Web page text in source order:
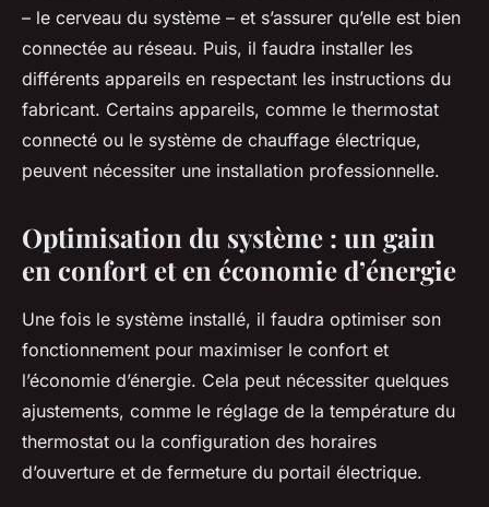
– le cerveau du système – et s’assurer qu’elle est bien
connectée au réseau. Puis, il faudra installer les
différents appareils en respectant les instructions du
fabricant. Certains appareils, comme le thermostat
connecté ou le système de chauffage électrique,
peuvent nécessiter une installation professionnelle.
Optimisation du système : un gain
en confort et en économie d’énergie
Une fois le système installé, il faudra optimiser son
fonctionnement pour maximiser le confort et
l’économie d’énergie. Cela peut nécessiter quelques
ajustements, comme le réglage de la température du
thermostat ou la configuration des horaires
d’ouverture et de fermeture du portail électrique.